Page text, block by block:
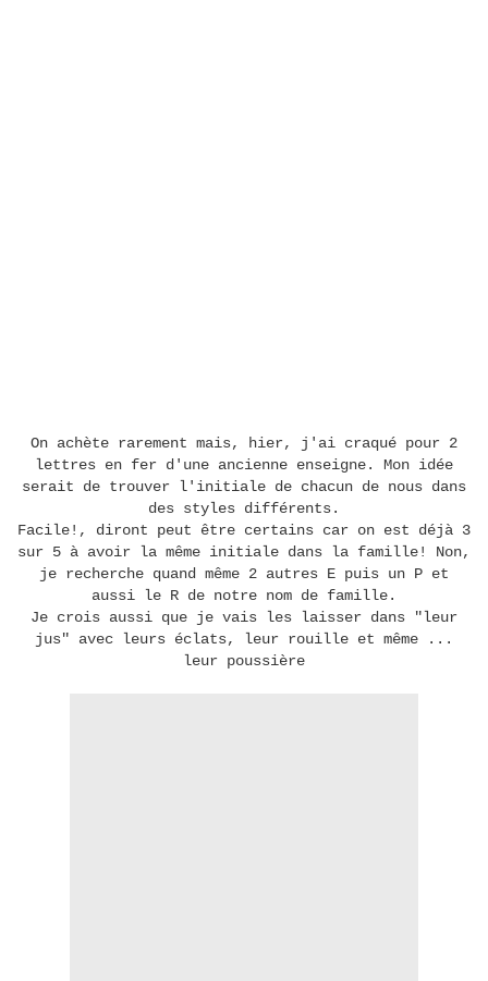
On achète rarement mais, hier, j'ai craqué pour 2
lettres en fer d'une ancienne enseigne. Mon idée
serait de trouver l'initiale de chacun de nous dans
des styles différents.
Facile!, diront peut être certains car on est déjà 3
sur 5 à avoir la même initiale dans la famille! Non,
je recherche quand même 2 autres E puis un P et
aussi le R de notre nom de famille.
Je crois aussi que je vais les laisser dans "leur
jus" avec leurs éclats, leur rouille et même ...
leur poussière